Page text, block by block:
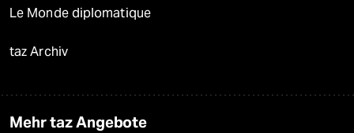
Le Monde diplomatique
taz Archiv
Mehr taz Angebote